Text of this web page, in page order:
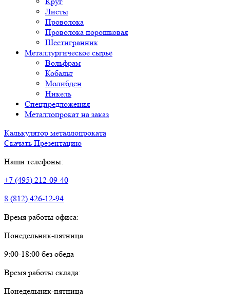
Листы
Проволока
Проволока порошковая
Шестигранник
Металлургическое сырьё
Вольфрам
Кобальт
Молибден
Никель
Спецпредложения
Металлопрокат на заказ
Калькулятор металлопроката
Скачать Презентацию
Наши телефоны:
+7 (495) 212-09-40
8 (812) 426-12-94
Время работы офиса:
Понедельник-пятница
9:00-18:00 без обеда
Время работы склада:
Понедельник-пятница